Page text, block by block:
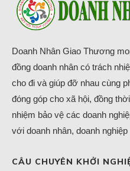
Doanh Nhân Giao Thương
đồng doanh nhân có trách
cho đi và giúp đỡ nhau cùng
đóng góp cho xã hội, đồng
nhiệm bảo vệ các doanh
với doanh nhân, doanh
CÂU CHUYÊN KHỞI